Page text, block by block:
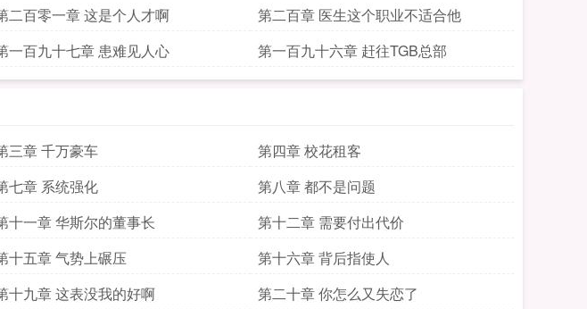
二百零一章 这是个人才啊
第二百章 医生这个职业不适合他
一百九十七章 患难见人心 第一百九十六章 赶往TGB总部
三章 千万豪车
第四章 校花租客
七章 系统强化
第八章 都不是问题
十一章 华斯尔的董事长
第十二章 需要付出代价
十五章 气势上碾压
第十六章 背后指使人
十九章 这表没我的好啊
第二十章 你怎么又失恋了